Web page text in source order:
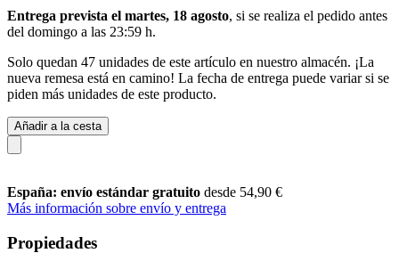
Entrega prevista el martes, 18 agosto, si se realiza el pedido antes
del domingo a las 23:59 h.
Solo quedan 47 unidades de este artículo en nuestro almacén. ¡La
nueva remesa está en camino! La fecha de entrega puede variar si se
piden más unidades de este producto.
Añadir a la cesta
España: envío estándar gratuito desde 54,90 €
Más información sobre envío y entrega
Propiedades